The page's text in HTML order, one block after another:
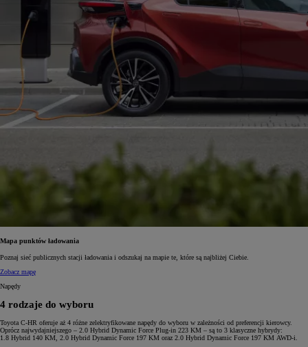
Mapa punktów ładowania
Poznaj sieć publicznych stacji ładowania i odszukaj na mapie te, które są najbliżej Ciebie.
Zobacz mapę
Napędy
4 rodzaje do wyboru
Toyota C-HR oferuje aż 4 różne zelektryfikowane napędy do wyboru w zależności od preferencji kierowcy.
Oprócz najwydajniejszego – 2.0 Hybrid Dynamic Force Plug-in 223 KM – są to 3 klasyczne hybrydy:
1.8 Hybrid 140 KM, 2.0 Hybrid Dynamic Force 197 KM oraz 2.0 Hybrid Dynamic Force 197 KM AWD-i.